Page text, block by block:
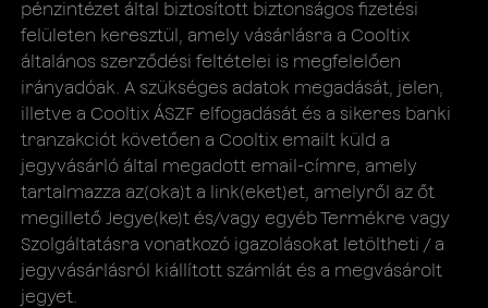
pénzintézet által biztosított biztonságos fizetési
felületen keresztül, amely vásárlásra a Cooltix
általános szerződési feltételei is megfelelően
irányadóak. A szükséges adatok megadását, jelen,
illetve a Cooltix ÁSZF elfogadását és a sikeres banki
tranzakciót követően a Cooltix emailt küld a
jegyvásárló által megadott email-címre, amely
tartalmazza az(oka)t a link(eket)et, amelyről az őt
megillető Jegye(ke)t és/vagy egyéb Termékre vagy
Szolgáltatásra vonatkozó igazolásokat letöltheti / a
jegyvásárlásról kiállított számlát és a megvásárolt
jegyet.